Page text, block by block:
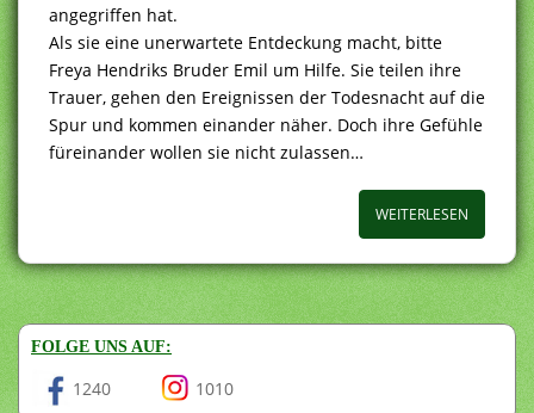
angegriffen hat.
Als sie eine unerwartete Entdeckung macht, bitte
Freya Hendriks Bruder Emil um Hilfe. Sie teilen ihre
Trauer, gehen den Ereignissen der Todesnacht auf die
Spur und kommen einander näher. Doch ihre Gefühle
füreinander wollen sie nicht zulassen…
WEITERLESEN
FOLGE UNS AUF:
1240 1010